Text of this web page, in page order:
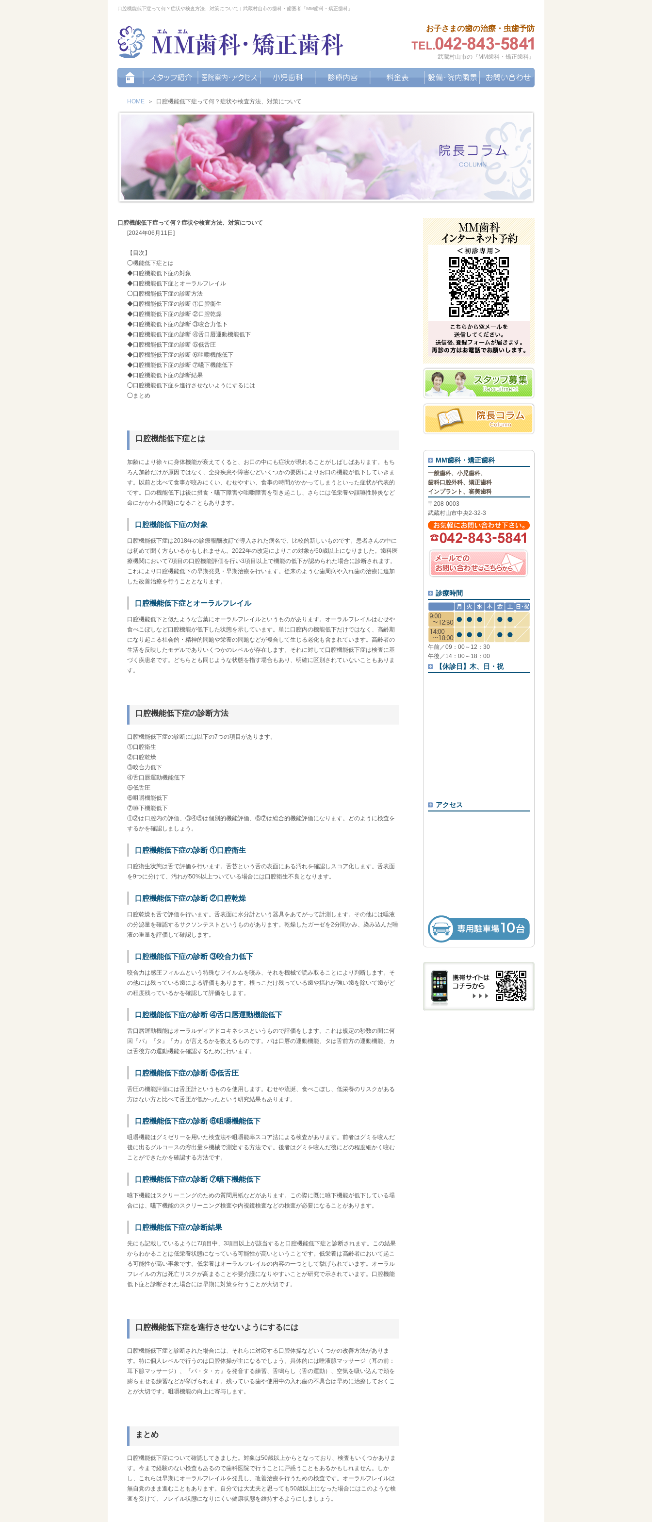
口腔機能低下症って何？症状や検査方法、対策について | 武蔵村山市の歯科・歯医者「MM歯科・矯正歯科」
お子さまの歯の治療・虫歯予防
武蔵村山市の『MM歯科・矯正歯科』
HOME ＞ 口腔機能低下症って何？症状や検査方法、対策について
口腔機能低下症って何？症状や検査方法、対策について
[2024年06月11日]
【目次】
◯機能低下症とは
◆口腔機能低下症の対象
◆口腔機能低下症とオーラルフレイル
◯口腔機能低下症の診断方法
◆口腔機能低下症の診断 ①口腔衛生
◆口腔機能低下症の診断 ②口腔乾燥
◆口腔機能低下症の診断 ③咬合力低下
◆口腔機能低下症の診断 ④舌口唇運動機能低下
◆口腔機能低下症の診断 ⑤低舌圧
◆口腔機能低下症の診断 ⑥咀嚼機能低下
◆口腔機能低下症の診断 ⑦嚥下機能低下
◆口腔機能低下症の診断結果
◯口腔機能低下症を進行させないようにするには
◯まとめ
口腔機能低下症とは
加齢により徐々に身体機能が衰えてくると、お口の中にも症状が現れることがしばしばあります。もち
ろん加齢だけが原因ではなく、全身疾患や障害などいくつかの要因によりお口の機能が低下していきま
す。以前と比べて食事が咬みにくい、むせやすい、食事の時間がかかってしまうといった症状が代表的
です。口の機能低下は後に摂食・嚥下障害や咀嚼障害を引き起こし、さらには低栄養や誤嚥性肺炎など
命にかかわる問題になることもあります。
口腔機能低下症の対象
口腔機能低下症は2018年の診療報酬改訂で導入された病名で、比較的新しいものです。患者さんの中に
は初めて聞く方もいるかもしれません。2022年の改定によりこの対象が50歳以上になりました。歯科医
療機関において7項目の口腔機能評価を行い3項目以上で機能の低下が認められた場合に診断されます。
これにより口腔機能低下の早期発見・早期治療を行います。従来のような歯周病や入れ歯の治療に追加
した改善治療を行うこととなります。
口腔機能低下症とオーラルフレイル
口腔機能低下と似たような言葉にオーラルフレイルというものがあります。オーラルフレイルはむせや
食べこぼしなど口腔機能が低下した状態を示しています。単に口腔内の機能低下だけではなく、高齢期
になり起こる社会的・精神的問題や栄養の問題などが複合して生じる老化も含まれています。高齢者の
生活を反映したモデルでありいくつかのレベルが存在します。それに対して口腔機能低下症は検査に基
づく疾患名です。どちらとも同じような状態を指す場合もあり、明確に区別されていないこともありま
す。
口腔機能低下症の診断方法
口腔機能低下症の診断には以下の7つの項目があります。
①口腔衛生
②口腔乾燥
③咬合力低下
④舌口唇運動機能低下
⑤低舌圧
⑥咀嚼機能低下
⑦嚥下機能低下
①②は口腔内の評価、③④⑤は個別的機能評価、⑥⑦は総合的機能評価になります。どのように検査を
するかを確認しましょう。
口腔機能低下症の診断 ①口腔衛生
口腔衛生状態は舌で評価を行います。舌苔という舌の表面にある汚れを確認しスコア化します。舌表面
を9つに分けて、汚れが50%以上ついている場合には口腔衛生不良となります。
口腔機能低下症の診断 ②口腔乾燥
口腔乾燥も舌で評価を行います。舌表面に水分計という器具をあてがって計測します。その他には唾液
の分泌量を確認するサクソンテストというものがあります。乾燥したガーゼを2分間かみ、染み込んだ唾
液の重量を評価して確認します。
口腔機能低下症の診断 ③咬合力低下
咬合力は感圧フィルムという特殊なフイルムを咬み、それを機械で読み取ることにより判断します。そ
の他には残っている歯による評価もあります。根っこだけ残っている歯や揺れが強い歯を除いて歯がど
の程度残っているかを確認して評価をします。
口腔機能低下症の診断 ④舌口唇運動機能低下
舌口唇運動機能はオーラルディアドコキネシスというもので評価をします。これは規定の秒数の間に何
回『パ』『タ』『カ』が言えるかを数えるものです。パは口唇の運動機能、タは舌前方の運動機能、カ
は舌後方の運動機能を確認するために行います。
口腔機能低下症の診断 ⑤低舌圧
舌圧の機能評価には舌圧計というものを使用します。むせや流涎、食べこぼし、低栄養のリスクがある
方はない方と比べて舌圧が低かったという研究結果もあります。
口腔機能低下症の診断 ⑥咀嚼機能低下
咀嚼機能はグミゼリーを用いた検査法や咀嚼能率スコア法による検査があります。前者はグミを咬んだ
後に出るグルコースの溶出量を機械で測定する方法です。後者はグミを咬んだ後にどの程度細かく咬む
ことができたかを確認する方法です。
口腔機能低下症の診断 ⑦嚥下機能低下
嚥下機能はスクリーニングのための質問用紙などがあります。この際に既に嚥下機能が低下している場
合には、嚥下機能のスクリーニング検査や内視鏡検査などの検査が必要になることがあります。
口腔機能低下症の診断結果
先にも記載しているように7項目中、3項目以上が該当すると口腔機能低下症と診断されます。この結果
からわかることは低栄養状態になっている可能性が高いということです。低栄養は高齢者において起こ
る可能性が高い事象です。低栄養はオーラルフレイルの内容の一つとして挙げられています。オーラル
フレイルの方は死亡リスクが高まることや要介護になりやすいことが研究で示されています。口腔機能
低下症と診断された場合には早期に対策を行うことが大切です。
口腔機能低下症を進行させないようにするには
口腔機能低下症と診断された場合には、それらに対応する口腔体操などいくつかの改善方法がありま
す。特に個人レベルで行うのは口腔体操が主になるでしょう。具体的には唾液腺マッサージ（耳の前：
耳下腺マッサージ）、『パ・タ・カ』を発音する練習、舌鳴らし（舌の運動）、空気を吸い込んで頬を
膨らませる練習などが挙げられます。残っている歯や使用中の入れ歯の不具合は早めに治療しておくこ
とが大切です。咀嚼機能の向上に寄与します。
まとめ
口腔機能低下症について確認してきました。対象は50歳以上からとなっており、検査もいくつかありま
す。今まで経験のない検査もあるので歯科医院で行うことに戸惑うこともあるかもしれません。しか
し、これらは早期にオーラルフレイルを発見し、改善治療を行うための検査です。オーラルフレイルは
無自覚のまま進むこともあります。自分では大丈夫と思っても50歳以上になった場合にはこのような検
査を受けて、フレイル状態になりにくい健康状態を維持するようにしましょう。
MM歯科・矯正歯科
一般歯科、小児歯科、
歯科口腔外科、矯正歯科
インプラント、審美歯科
〒208-0003
武蔵村山市中央2-32-3
診療時間
午前／09：00～12：30
午後／14：00～18：00
【休診日】木、日・祝
アクセス